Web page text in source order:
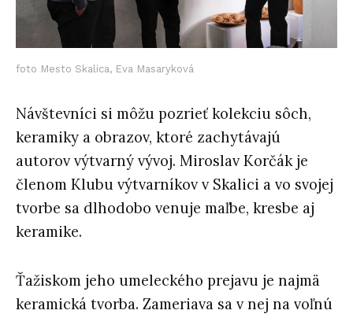
foto Mesto Skalica, Eva Masaryková
Návštevníci si môžu pozrieť kolekciu sôch,
keramiky a obrazov, ktoré zachytávajú
autorov výtvarný vývoj. Miroslav Korčák je
členom Klubu výtvarníkov v Skalici a vo svojej
tvorbe sa dlhodobo venuje maľbe, kresbe aj
keramike.
Ťažiskom jeho umeleckého prejavu je najmä
keramická tvorba. Zameriava sa v nej na voľnú